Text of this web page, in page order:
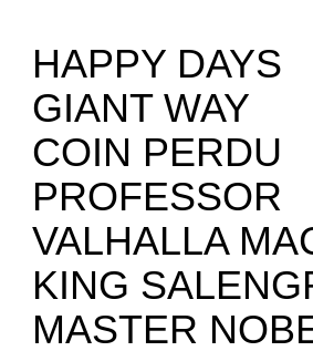
HAPPY DAYS
GIANT WAY
COIN PERDU
PROFESSOR
VALHALLA
KING
MASTER